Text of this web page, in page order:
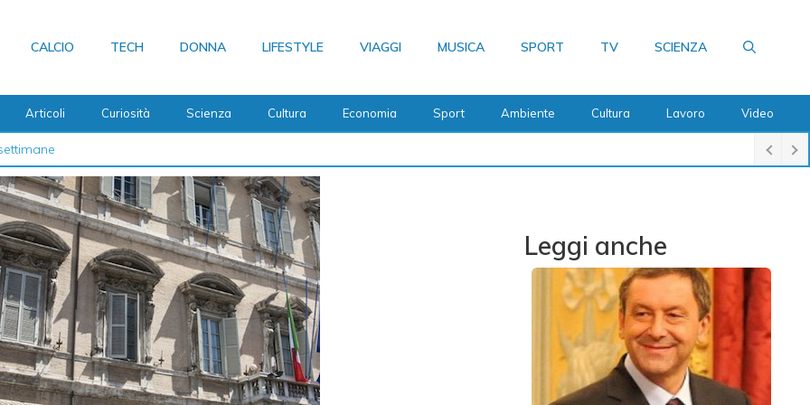
CALCIO TECH DONNA LIFESTYLE VIAGGI MUSICA SPORT TV SCIENZA
Articoli Curiosità Scienza Cultura Economia Sport Ambiente Cultura Lavoro Video
Leggi anche